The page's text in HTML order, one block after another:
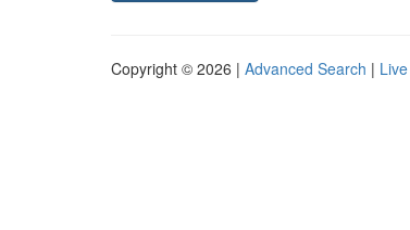
Copyright © 2026 | Advanced Search | Live